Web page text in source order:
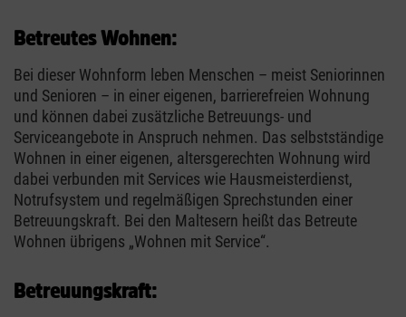
Betreutes Wohnen:
Bei dieser Wohnform leben Menschen – meist Seniorinnen
und Senioren – in einer eigenen, barrierefreien Wohnung
und können dabei zusätzliche Betreuungs- und
Serviceangebote in Anspruch nehmen. Das selbstständige
Wohnen in einer eigenen, altersgerechten Wohnung wird
dabei verbunden mit Services wie Hausmeisterdienst,
Notrufsystem und regelmäßigen Sprechstunden einer
Betreuungskraft. Bei den Maltesern heißt das Betreute
Wohnen übrigens „Wohnen mit Service“.
Betreuungskraft: